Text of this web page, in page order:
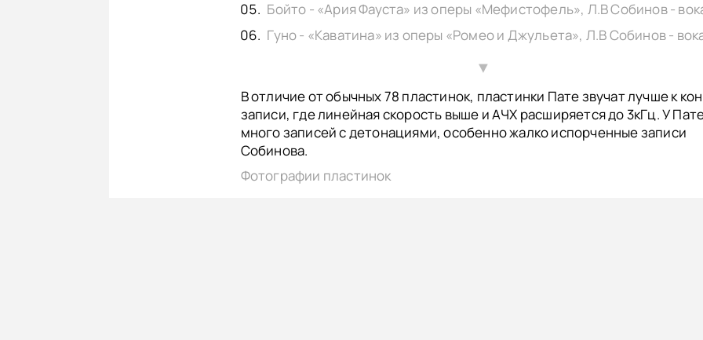
▲
В отличие от обычных 78 пластинок, пластинки Пате звучат лучше к
записи, где линейная скорость выше и АЧХ расширяется до 3кГц. У
много записей с детонациями, особенно жалко испорченные записи
Собинова.
Фотографии пластинок